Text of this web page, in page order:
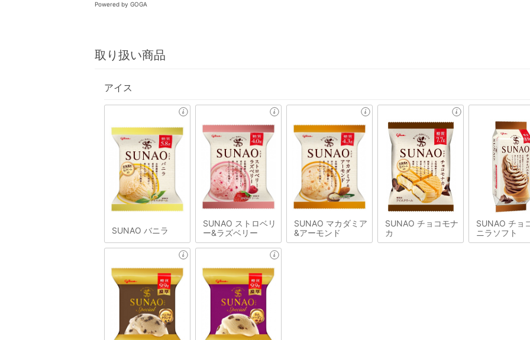
Powered by GOGA
取り扱い商品
アイス
SUNAO バニラ
SUNAO ストロベリ
ー&ラズベリー
SUNAO マカダミア
&アーモンド
SUNAO チョコモナ
カ
SUNAO チョ
ニラソフト